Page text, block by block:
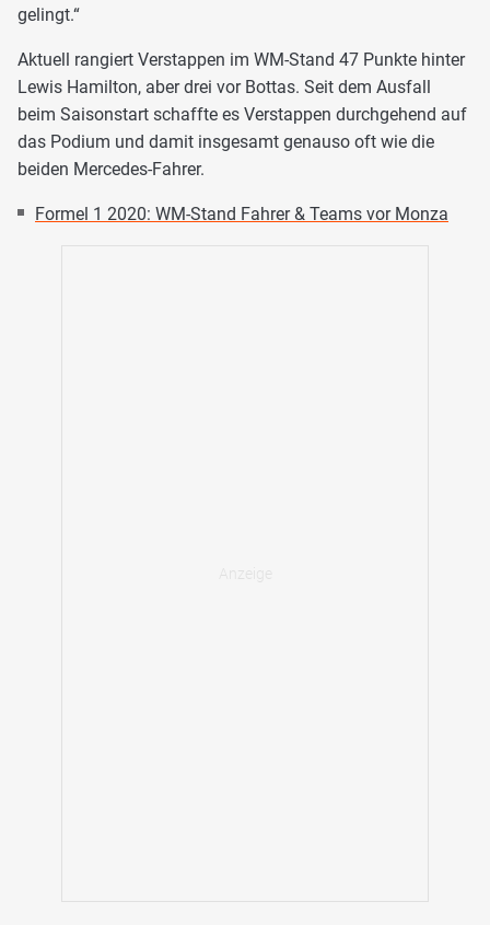
gelingt.“
Aktuell rangiert Verstappen im WM-Stand 47 Punkte hinter
Lewis Hamilton, aber drei vor Bottas. Seit dem Ausfall
beim Saisonstart schaffte es Verstappen durchgehend auf
das Podium und damit insgesamt genauso oft wie die
beiden Mercedes-Fahrer.
Formel 1 2020: WM-Stand Fahrer & Teams vor Monza